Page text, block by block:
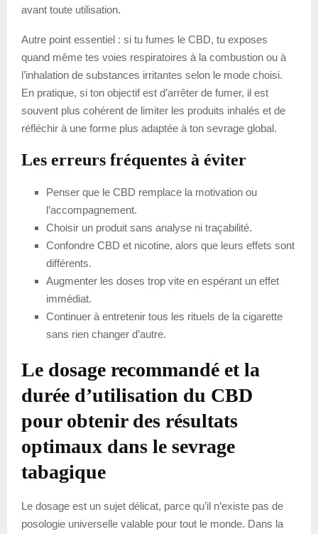
avant toute utilisation.
Autre point essentiel : si tu fumes le CBD, tu exposes
quand même tes voies respiratoires à la combustion ou à
l’inhalation de substances irritantes selon le mode choisi.
En pratique, si ton objectif est d’arrêter de fumer, il est
souvent plus cohérent de limiter les produits inhalés et de
réfléchir à une forme plus adaptée à ton sevrage global.
Les erreurs fréquentes à éviter
Penser que le CBD remplace la motivation ou
l’accompagnement.
Choisir un produit sans analyse ni traçabilité.
Confondre CBD et nicotine, alors que leurs effets sont
différents.
Augmenter les doses trop vite en espérant un effet
immédiat.
Continuer à entretenir tous les rituels de la cigarette
sans rien changer d’autre.
Le dosage recommandé et la
durée d’utilisation du CBD
pour obtenir des résultats
optimaux dans le sevrage
tabagique
Le dosage est un sujet délicat, parce qu’il n’existe pas de
posologie universelle valable pour tout le monde. Dans la